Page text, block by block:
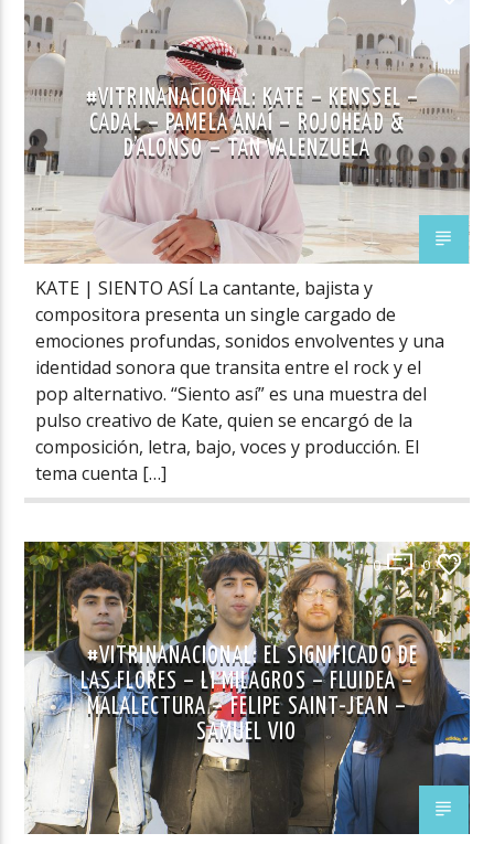
#VITRINANACIONAL: KATE – KENSSEL –
CADAL – PAMELA ANAÍ – ROJOHEAD &
D’ALONSO – TAN VALENZUELA
KATE | SIENTO ASÍ La cantante, bajista y
compositora presenta un single cargado de
emociones profundas, sonidos envolventes y una
identidad sonora que transita entre el rock y el
pop alternativo. “Siento así” es una muestra del
pulso creativo de Kate, quien se encargó de la
composición, letra, bajo, voces y producción. El
tema cuenta […]
0 0
#VITRINANACIONAL: EL SIGNIFICADO DE
LAS FLORES – LI MILAGROS – FLUIDEA –
MALALECTURA – FELIPE SAINT-JEAN –
SAMUEL VIO